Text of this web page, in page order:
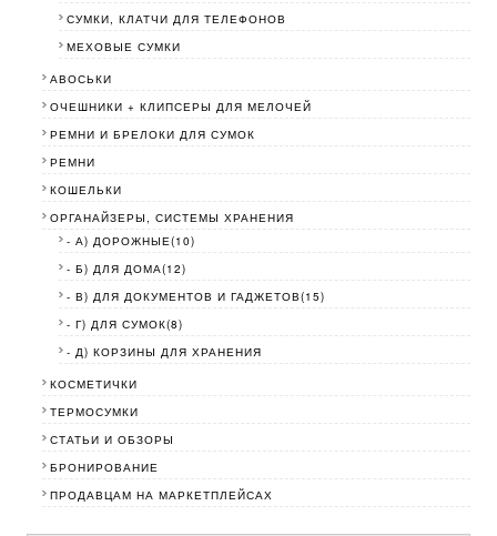
СУМКИ, КЛАТЧИ ДЛЯ ТЕЛЕФОНОВ
МЕХОВЫЕ СУМКИ
АВОСЬКИ
ОЧЕШНИКИ + КЛИПСЕРЫ ДЛЯ МЕЛОЧЕЙ
РЕМНИ И БРЕЛОКИ ДЛЯ СУМОК
РЕМНИ
КОШЕЛЬКИ
ОРГАНАЙЗЕРЫ, СИСТЕМЫ ХРАНЕНИЯ
- А) ДОРОЖНЫЕ(10)
- Б) ДЛЯ ДОМА(12)
- В) ДЛЯ ДОКУМЕНТОВ И ГАДЖЕТОВ(15)
- Г) ДЛЯ СУМОК(8)
- Д) КОРЗИНЫ ДЛЯ ХРАНЕНИЯ
КОСМЕТИЧКИ
ТЕРМОСУМКИ
СТАТЬИ И ОБЗОРЫ
БРОНИРОВАНИЕ
ПРОДАВЦАМ НА МАРКЕТПЛЕЙСАХ